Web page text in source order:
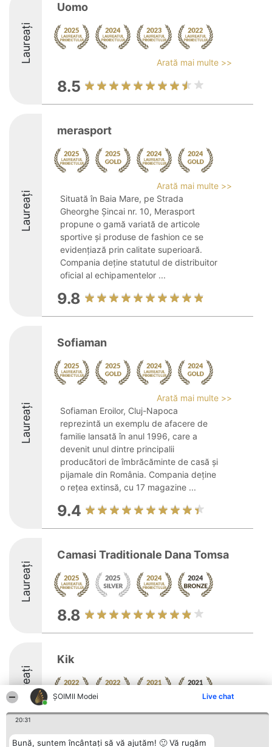
ȘOIMII Modei Live chat
20:31
Bună, suntem încântați să vă ajutăm! 🙂 Vă rugăm
Laureați
Uomo
Arată mai multe >>
8.5
Laureați
merasport
Arată mai multe >>
Situată în Baia Mare, pe Strada
Gheorghe Șincai nr. 10, Merasport
propune o gamă variată de articole
sportive și produse de fashion ce se
evidențiază prin calitate superioară.
Compania deține statutul de distribuitor
oficial al echipamentelor ...
9.8
Laureați
Sofiaman
Arată mai multe >>
Sofiaman Eroilor, Cluj-Napoca
reprezintă un exemplu de afacere de
familie lansată în anul 1996, care a
devenit unul dintre principalii
producători de îmbrăcăminte de casă și
pijamale din România. Compania deține
o rețea extinsă, cu 17 magazine ...
9.4
Laureați
Camasi Traditionale Dana Tomsa
8.8
Laureați
Kik